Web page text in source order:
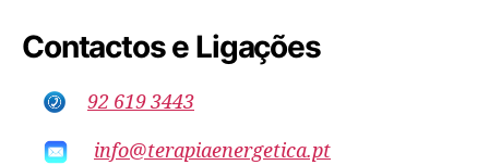
Contactos e Ligações
92 619 3443
info@terapiaenergetica.pt